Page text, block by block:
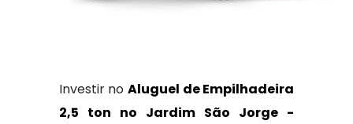
Investir no Aluguel de Empilhadeira
2,5 ton no Jardim São Jorge -